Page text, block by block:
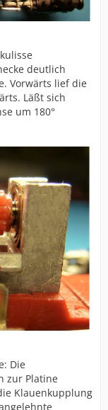
deutlich
Vorwärts lief die
Läßt sich
um 180°
Die
zur Platine
Klauenkupplung